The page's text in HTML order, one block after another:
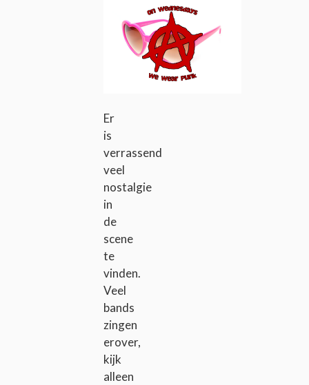
Er
is
verrassend
veel
nostalgie
in
de
scene
te
vinden.
Veel
bands
zingen
erover,
kijk
alleen